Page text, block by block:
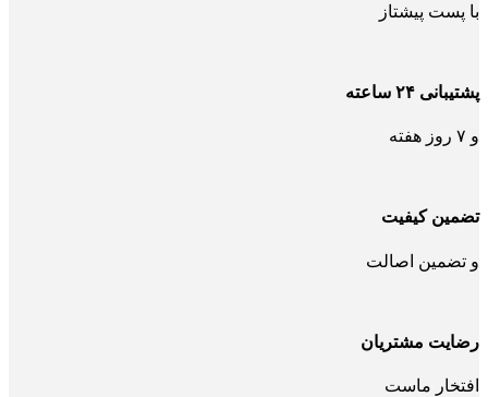
با پست پیشتاز
پشتیبانی ۲۴ ساعته
و ۷ روز هفته
تضمین کیفیت
و تضمین اصالت
رضایت مشتریان
افتخار ماست